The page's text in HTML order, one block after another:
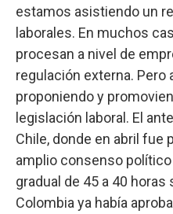
estamos asistiendo un
laborales. En muchos
procesan a nivel de
regulación externa. Pero
proponiendo y
legislación laboral. El
Chile, donde en abril fue
amplio consenso
gradual de 45 a 40 horas
Colombia ya había